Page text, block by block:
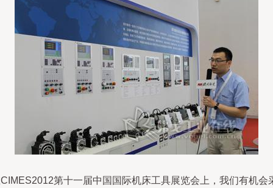
第十一届中国国际机床工具展览会上，我们有机会